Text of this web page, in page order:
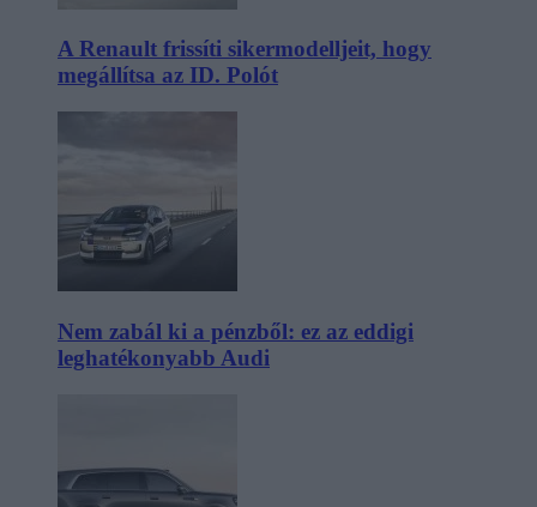
A Renault frissíti sikermodelljeit, hogy
megállítsa az ID. Polót
Nem zabál ki a pénzből: ez az eddigi
leghatékonyabb Audi